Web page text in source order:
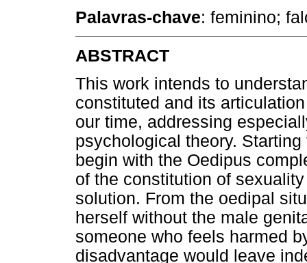
Palavras-chave: feminino;
ABSTRACT
This work intends to
constituted and its
our time, addressing
psychological theory.
begin with the Oedipus
of the constitution of
solution. From the oedipal
herself without the male
someone who feels harmed
disadvantage would leave